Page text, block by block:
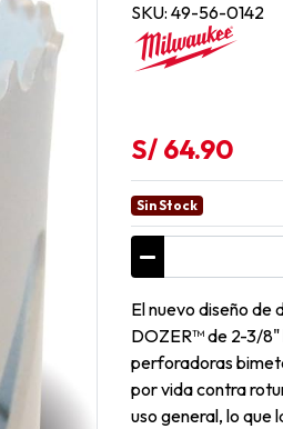
SKU: 49-56-0142
S/ 64.90
Sin Stock
El nuevo diseño
DOZER™ de 2-3/8"
perforadoras
por vida contra
uso general, lo que